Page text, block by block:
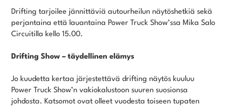
Drifting tarjoilee jännittäviä autourheilun näytöshetkiä sekä
perjantaina että lauantaina Power Truck Show’ssa Mika Salo
Circuitilla kello 15.00.
Drifting Show – täydellinen elämys
Jo kuudetta kertaa järjestettävä drifting näytös kuuluu
Power Truck Show’n vakiokalustoon suuren suosionsa
johdosta. Katsomot ovat olleet vuodesta toiseen tupaten